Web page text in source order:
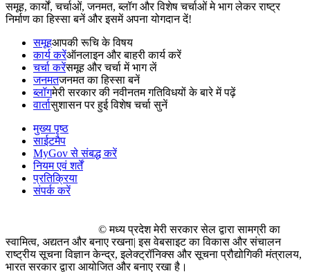
समूह, कार्यों, चर्चाओं, जनमत, ब्लॉग और विशेष चर्चाओं मे भाग लेकर राष्ट्र
निर्माण का हिस्सा बनें और इसमें अपना योगदान दें!
समूहआपकी रूचि के विषय
कार्य करेंऑनलाइन और बाहरी कार्य करें
चर्चा करेंसमूह और चर्चा में भाग लें
जनमतजनमत का हिस्सा बनें
ब्लॉगमेरी सरकार की नवीनतम गतिविधयों के बारे में पढ़ें
वार्तासुशासन पर हुई विशेष चर्चा सुनें
मुख्य पृष्ठ
साईटमैप
MyGov से संबद्ध करें
नियम एवं शर्तें
प्रतिक्रिया
संपर्क करें
© मध्य प्रदेश मेरी सरकार सेल द्वारा सामग्री का
स्वामित्व, अद्यतन और बनाए रखना| इस वेबसाइट का विकास और संचालन
राष्ट्रीय सूचना विज्ञान केन्द्र, इलेक्ट्रॉनिक्स और सूचना प्रौद्योगिकी मंत्रालय,
भारत सरकार द्वारा आयोजित और बनाए रखा है।